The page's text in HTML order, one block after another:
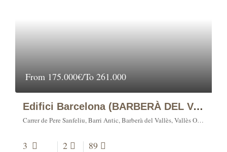
From 175.000€/To 261.000
Edifici Barcelona (BARBERÀ DEL VALLÈS)
Carrer de Pere Sanfeliu, Barri Antic, Barberà del Vallès, Vallès Occidental, Barcelona, Catalunya, 08210, España
3 2 89